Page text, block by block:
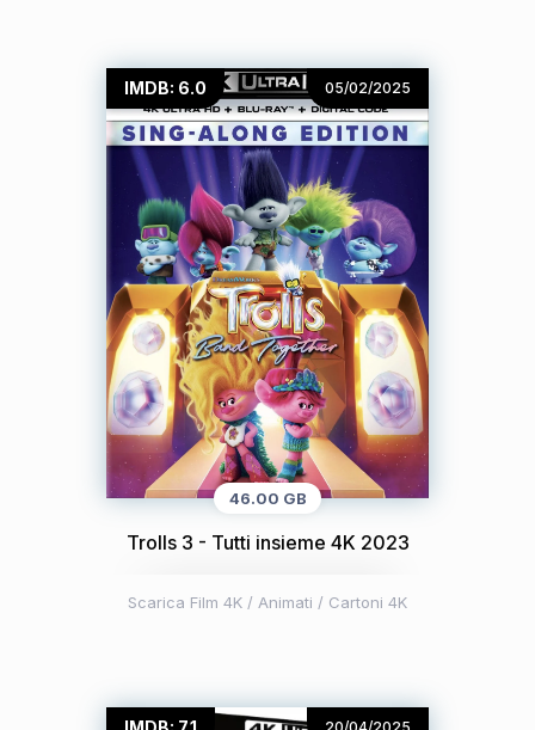
IMDB: 6.0 05/02/2025
46.00 GB
Trolls 3 - Tutti insieme 4K 2023
Scarica Film 4K / Animati / Cartoni 4K